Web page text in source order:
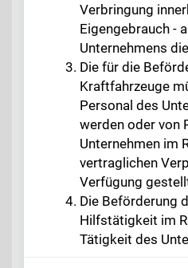
Verbringung
Eigengebrauch -
Unternehmens
Die für die
Kraftfahrzeuge
Personal des
werden oder von
Unternehmen im
vertraglichen
Verfügung
Die Beförderung
Hilfstätigkeit im
Tätigkeit des